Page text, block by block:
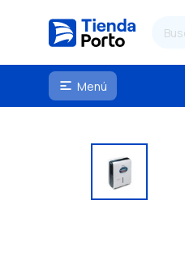
 Menú